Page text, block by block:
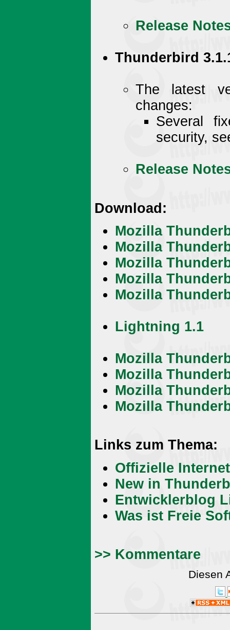
Release
Thunderbird
The latest
changes:
Several
security,
Release
Download:
Mozilla
Mozilla
Mozilla
Mozilla
Mozilla
Lightning 1.1
Mozilla
Mozilla
Mozilla
Mozilla
Links zum Thema:
Offizielle
New in
Entwicklerblog
Was ist Freie
>> Kommentare
Diesen